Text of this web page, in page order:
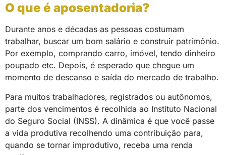
O que é aposentadoria?
Durante anos e décadas as pessoas costumam
trabalhar, buscar um bom salário e construir patrimônio.
Por exemplo, comprando carro, imóvel, tendo dinheiro
poupado etc. Depois, é esperado que chegue um
momento de descanso e saída do mercado de trabalho.
Para muitos trabalhadores, registrados ou autônomos,
parte dos vencimentos é recolhida ao Instituto Nacional
do Seguro Social (INSS). A dinâmica é que você passe
a vida produtiva recolhendo uma contribuição para,
quando se tornar improdutivo, receba uma renda